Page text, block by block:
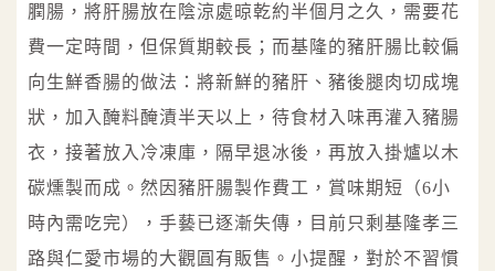
膶腸，將肝腸放在陰涼處晾乾約半個月之久，需要花
費一定時間，但保質期較長；而基隆的豬肝腸比較偏
向生鮮香腸的做法：將新鮮的豬肝、豬後腿肉切成塊
狀，加入醃料醃漬半天以上，待食材入味再灌入豬腸
衣，接著放入冷凍庫，隔早退冰後，再放入掛爐以木
碳燻製而成。然因豬肝腸製作費工，賞味期短（6小
時內需吃完），手藝已逐漸失傳，目前只剩基隆孝三
路與仁愛市場的大觀圓有販售。小提醒，對於不習慣